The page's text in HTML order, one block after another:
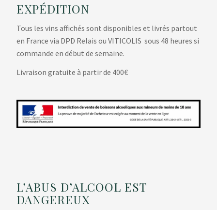
EXPÉDITION
Tous les vins affichés sont disponibles et livrés partout
en France via DPD Relais ou VITICOLIS sous 48 heures si
commande en début de semaine.
Livraison gratuite à partir de 400€
L’ABUS D’ALCOOL EST
DANGEREUX